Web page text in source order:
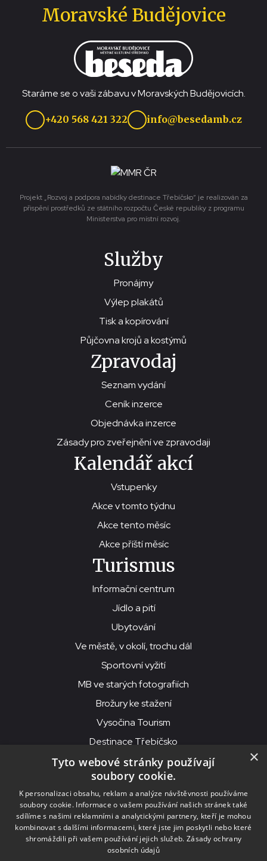
Moravské Budějovice
Staráme se o vaši zábavu v Moravských Budějovicích.
+420 568 421 322 info@besedamb.cz
Projekt „Rozvoj a podpora nabídky destinace Třebíčsko“ je realizován za
přispění prostředků ze státního rozpočtu České republiky z programu
Ministerstva pro místní rozvoj.
Služby
Pronájmy
Výlep plakátů
Tisk a kopírování
Půjčovna krojů a kostýmů
Zpravodaj
Seznam vydání
Ceník inzerce
Objednávka inzerce
Zásady pro zveřejnění ve zpravodaji
Kalendář akcí
Vstupenky
Akce v tomto týdnu
Akce tento měsíc
Akce příští měsíc
Turismus
Informační centrum
Jídlo a pití
Ubytování
Ve městě, v okolí, trochu dál
Sportovní vyžití
MB ve starých fotografiích
Brožury ke stažení
Vysočina Tourism
Destinace Třebíčsko
© 2026MKS Beseda Mor. Budějovice
MKS Beseda, příspěvková organizace, Purcnerova 62, 676 02
Moravské Budějovice
IČO: 00091758, DIČ: CZ00091758, ID datové schránky: chjn2kd
×
Tyto webové stránky používají
soubory cookie.
K personalizaci obsahu, reklam a analýze návštěvnosti používáme
soubory cookie. Informace o vašem používání našich stránek také
sdílíme s našimi reklamními a analytickými partnery, kteří je mohou
kombinovat s dalšími informacemi, které jste jim poskytli nebo které
shromáždili při vašem používání jejich služeb. Zásady ochrany
osobních údajů